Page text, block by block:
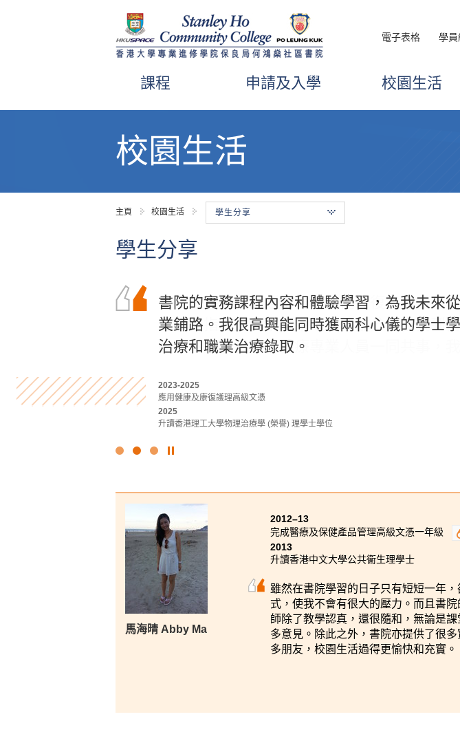
電子表格 學員
課程 申請及入學 校園生活
校園生活
主頁 校園生活 學生分享
學生分享
書院的課程講師經常傳授他們在復康治療方
他們的指導是我學習中最好的部分。當我到
時，透過與資深的醫療專業人員一同共事，
2022-2024
應用健康及康復護理高級文憑
2024
升讀香港理工大學職業治療學 (榮譽) 理學士學位
書院的實務課程內容和體驗學習，為我未來
業鋪路。我很高興能同時獲兩科心儀的學士
治療和職業治療錄取。
2023-2025
應用健康及康復護理高級文憑
2025
升讀香港理工大學物理治療學 (榮譽) 理學士學位
兩年的醫療及保健產品管理高級文憑鞏固了
識。憑藉其精心設計的課程，我可以通過相
實習為未來學習做好準備。
2020-2022
醫療及保健產品管理高級文憑
2022
升讀香港理工大學放射學(榮譽)理學士
點
燈
片
馬海晴 Abby Ma
2012–13
完成醫療及保健產品管理高級文憑一年級
2013
升讀香港中文大學公共衞生理學士
雖然在書院學習的日子只有短短一年
式，使我不會有很大的壓力。而且書
師除了教學認真，還很隨和，無論是
多意見。除此之外，書院亦提供了很
多朋友，校園生活過得更愉快和充實。